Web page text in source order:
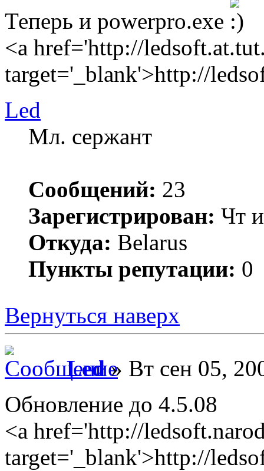
Теперь и powerpro.exe
<a href='http://
target='_blank'>http://
Led
Мл. сержант
Сообщений: 23
Зарегистрирован: Чт
Откуда: Belarus
Пункты репутации: 0
Вернуться наверх
Led» Вт сен 05,
Обновление до 4.5.08
<a href='http://
target='_blank'>http://